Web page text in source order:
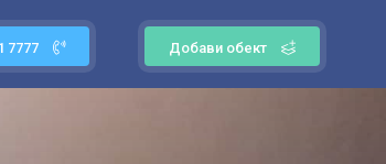
Добави обект
7777